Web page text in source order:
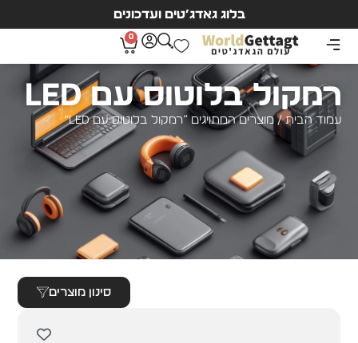
בלוג גאדג’טים ועדכונים
0
רמקול בלוטוס עם LED
עמוד הבית/ מוצרים המתויגים “רמקול בלוטוס עם LED”
סינון מוצרים